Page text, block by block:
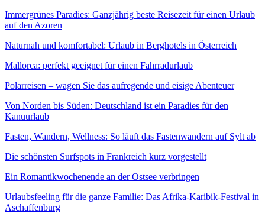
Immergrünes Paradies: Ganzjährig beste Reisezeit für einen Urlaub
auf den Azoren
Naturnah und komfortabel: Urlaub in Berghotels in Österreich
Mallorca: perfekt geeignet für einen Fahrradurlaub
Polarreisen – wagen Sie das aufregende und eisige Abenteuer
Von Norden bis Süden: Deutschland ist ein Paradies für den
Kanuurlaub
Fasten, Wandern, Wellness: So läuft das Fastenwandern auf Sylt ab
Die schönsten Surfspots in Frankreich kurz vorgestellt
Ein Romantikwochenende an der Ostsee verbringen
Urlaubsfeeling für die ganze Familie: Das Afrika-Karibik-Festival in
Aschaffenburg